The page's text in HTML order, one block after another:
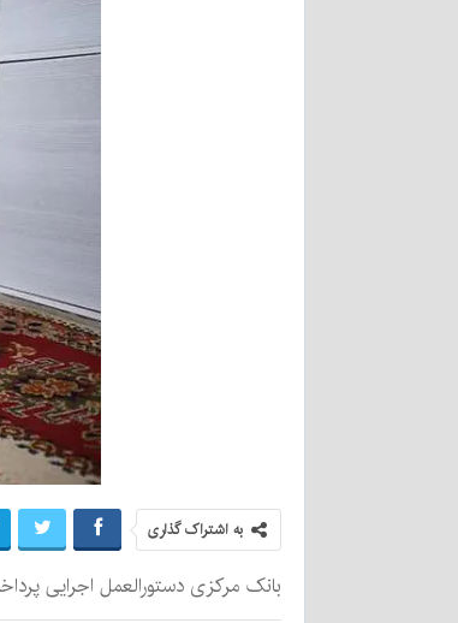
به اشتراک گذاری
بانک مرکزی دستورالعمل اجرایی پرداخت تسهیلات